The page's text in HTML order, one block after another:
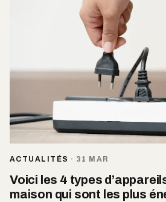
ACTUALITÉS · 31 MAR
Voici les 4 types
maison qui sont les plus